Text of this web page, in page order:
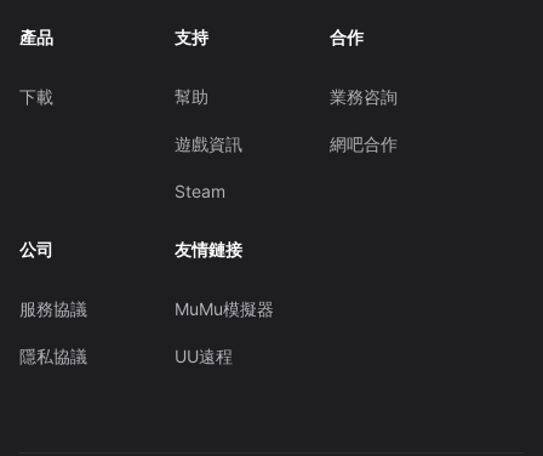
產品
下載
支持
幫助
遊戲資訊
Steam
合作
業務咨詢
網吧合作
公司
服務協議
隱私協議
友情鏈接
MuMu模擬器
UU遠程